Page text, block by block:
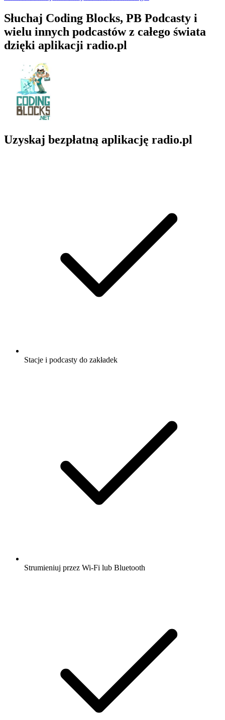
Słuchaj Coding Blocks, PB Podcasty i
wielu innych podcastów z całego świata
dzięki aplikacji radio.pl
Uzyskaj bezpłatną aplikację radio.pl
Stacje i podcasty do zakładek
Strumieniuj przez Wi-Fi lub Bluetooth